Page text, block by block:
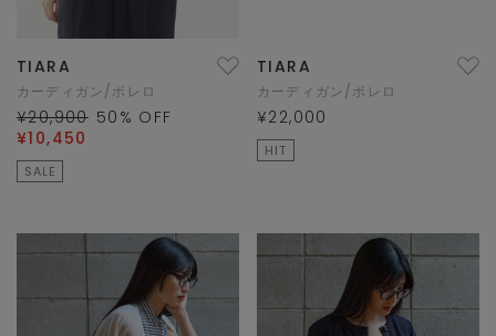
TIARA
カーディガン/ボレロ
¥20,900 50 % OFF
¥10,450
SALE
TIARA
カーディガン/ボレロ
¥22,000
HIT